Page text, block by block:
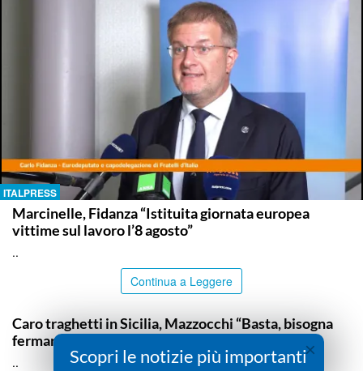
ITALPRESS
Marcinelle, Fidanza “Istituita giornata europea
vittime sul lavoro l’8 agosto”
..
Continua a Leggere
Caro traghetti in Sicilia, Mazzocchi “Basta, bisogna
fermare questo scempio”
..
×
Scopri le notizie più importanti